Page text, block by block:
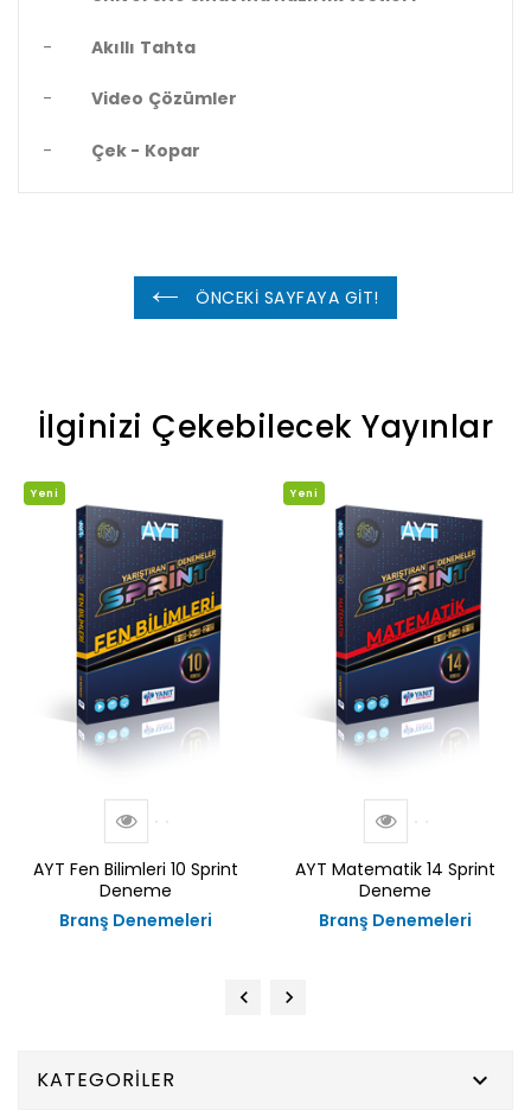
- Akıllı Tahta
- Video Çözümler
- Çek - Kopar
ÖNCEKİ SAYFAYA GİT!
İlginizi Çekebilecek Yayınlar
Yeni
AYT Fen Bilimleri 10 Sprint
Deneme
Branş Denemeleri
Yeni
AYT Matematik 14 Sprint
Deneme
Branş Denemeleri
KATEGORILER 